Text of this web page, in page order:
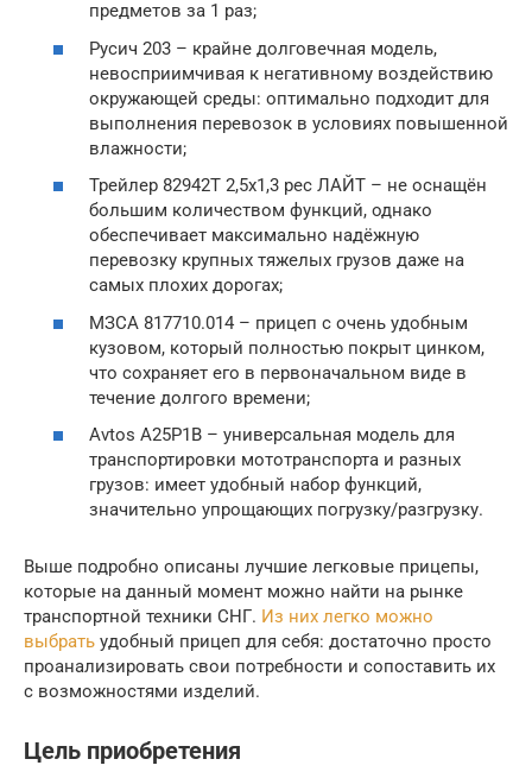
предметов за 1 раз;
Русич 203 – крайне долговечная модель,
невосприимчивая к негативному воздействию
окружающей среды: оптимально подходит для
выполнения перевозок в условиях повышенной
влажности;
Трейлер 82942Т 2,5х1,3 рес ЛАЙТ – не оснащён
большим количеством функций, однако
обеспечивает максимально надёжную
перевозку крупных тяжелых грузов даже на
самых плохих дорогах;
МЗСА 817710.014 – прицеп с очень удобным
кузовом, который полностью покрыт цинком,
что сохраняет его в первоначальном виде в
течение долгого времени;
Avtos А25Р1В – универсальная модель для
транспортировки мототранспорта и разных
грузов: имеет удобный набор функций,
значительно упрощающих погрузку/разгрузку.
Выше подробно описаны лучшие легковые прицепы,
которые на данный момент можно найти на рынке
транспортной техники СНГ. Из них легко можно
выбрать удобный прицеп для себя: достаточно просто
проанализировать свои потребности и сопоставить их
с возможностями изделий.
Цель приобретения